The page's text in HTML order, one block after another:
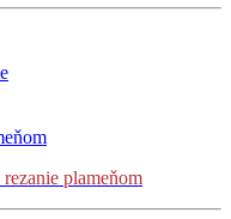
plameňom